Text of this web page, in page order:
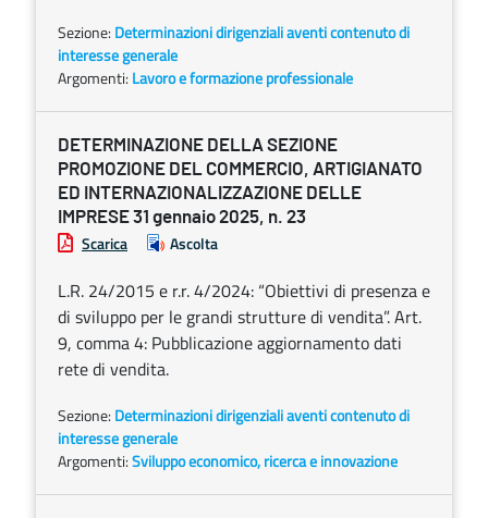
Sezione: Determinazioni dirigenziali aventi contenuto di
interesse generale
Argomenti: Lavoro e formazione professionale
DETERMINAZIONE DELLA SEZIONE
PROMOZIONE DEL COMMERCIO, ARTIGIANATO
ED INTERNAZIONALIZZAZIONE DELLE
IMPRESE 31 gennaio 2025, n. 23
Scarica Ascolta
L.R. 24/2015 e r.r. 4/2024: “Obiettivi di presenza e
di sviluppo per le grandi strutture di vendita”. Art.
9, comma 4: Pubblicazione aggiornamento dati
rete di vendita.
Sezione: Determinazioni dirigenziali aventi contenuto di
interesse generale
Argomenti:Sviluppo economico, ricerca e innovazione